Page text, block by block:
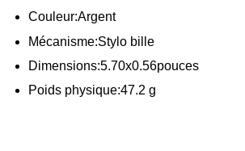
Couleur:Argent
Mécanisme:Stylo bille
Dimensions:5.70x0.56pouces
Poids physique:47.2 g